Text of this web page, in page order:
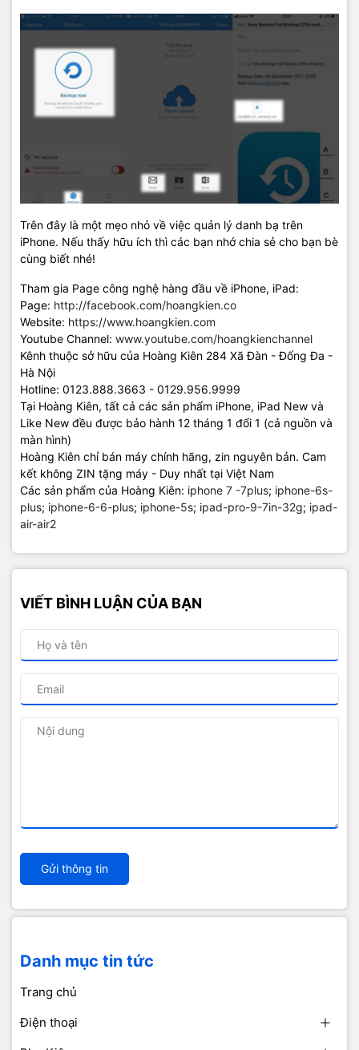
Trên đây là một mẹo nhỏ về việc quản lý danh bạ trên
iPhone. Nếu thấy hữu ích thì các bạn nhớ chia sẻ cho bạn bè
cùng biết nhé!
Tham gia Page công nghệ hàng đầu về iPhone, iPad:
Page: http://facebook.com/hoangkien.co
Website: https://www.hoangkien.com
Youtube Channel: www.youtube.com/hoangkienchannel
Kênh thuộc sở hữu của Hoàng Kiên 284 Xã Đàn - Đống Đa -
Hà Nội
Hotline: 0123.888.3663 - 0129.956.9999
Tại Hoàng Kiên, tất cả các sản phẩm iPhone, iPad New và
Like New đều được bảo hành 12 tháng 1 đổi 1 (cả nguồn và
màn hình)
Hoàng Kiên chỉ bán máy chính hãng, zin nguyên bản. Cam
kết không ZIN tặng máy - Duy nhất tại Việt Nam
Các sản phẩm của Hoàng Kiên: iphone 7 -7plus; iphone-6s-
plus; iphone-6-6-plus; iphone-5s; ipad-pro-9-7in-32g; ipad-
air-air2
VIẾT BÌNH LUẬN CỦA BẠN
Gửi thông tin
Danh mục tin tức
Trang chủ
Điện thoại